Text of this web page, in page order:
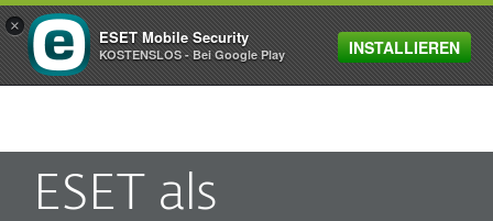
MENU
ESET als
×
ESET Mobile Security
KOSTENSLOS - Bei Google Play INSTALLIEREN